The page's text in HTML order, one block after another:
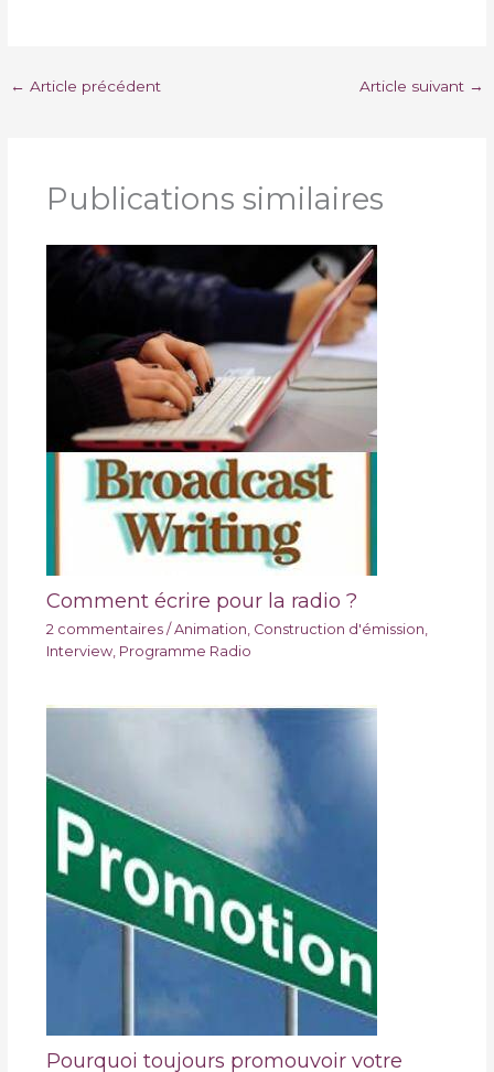
← Article précédent Article suivant →
Publications similaires
Comment écrire pour la radio ?
2 commentaires /Animation Construction d'émission
Interview, Programme Radio
Pourquoi toujours promouvoir votre